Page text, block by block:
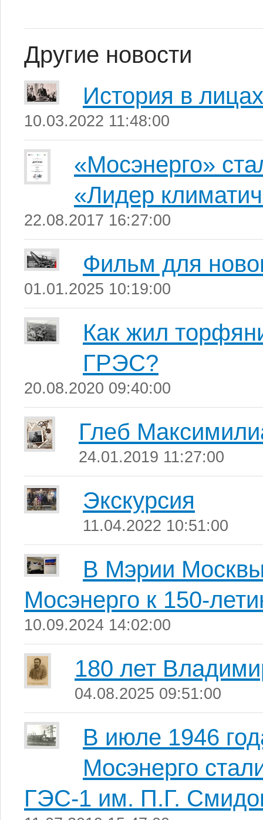
Другие новости
История в лицах
10.03.2022 11:48:00
«Мосэнерго»
«Лидер
22.08.2017 16:27:00
Фильм для
01.01.2025 10:19:00
Как жил
ГРЭС?
20.08.2020 09:40:00
Глеб
24.01.2019 11:27:00
Экскурсия
11.04.2022 10:51:00
В Мэрии
Мосэнерго к 150-
10.09.2024 14:02:00
180 лет
04.08.2025 09:51:00
В июле 1946
Мосэнерго
ГЭС-1 им. П.Г.